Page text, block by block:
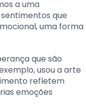
a uma
que
uma forma
que são
usou a arte
refletem
emoções